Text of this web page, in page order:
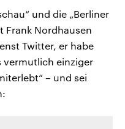
und die „Berliner
Frank Nordhausen
Twitter, er habe
vermutlich einziger
– und sei